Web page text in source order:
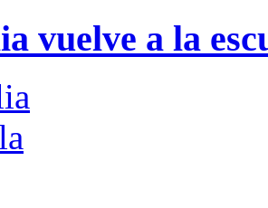
vuelve a la